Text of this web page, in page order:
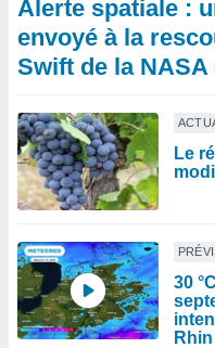
Alerte spatiale :
envoyé à la
Swift de la
Le
30